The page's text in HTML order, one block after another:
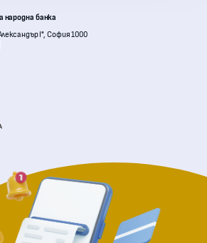
народна банка
I", София 1000